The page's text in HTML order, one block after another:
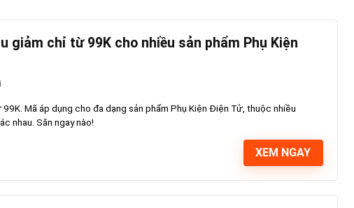
giảm chỉ từ 99K cho nhiều sản phẩm Phụ Kiện
Mã áp dụng cho đa dạng sản phẩm Phụ Kiện Điện Tử, thuộc nhiều
nhau. Săn ngay nào!
XEM NGAY